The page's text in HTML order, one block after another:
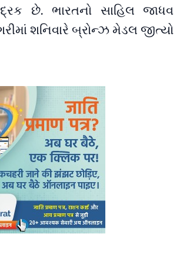
છે. ભારતનો સાહિલ જાધવ
શનિવારે બ્રોન્ઝ મેડલ જીત્યો